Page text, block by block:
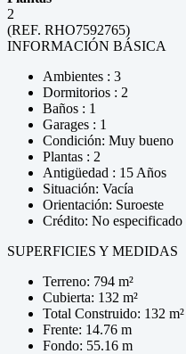
2
(REF. RHO7592765)
INFORMACIÓN BÁSICA
Ambientes : 3
Dormitorios : 2
Baños : 1
Garages : 1
Condición: Muy bueno
Plantas : 2
Antigüedad : 15 Años
Situación: Vacía
Orientación: Suroeste
Crédito: No especificado
SUPERFICIES Y MEDIDAS
Terreno: 794 m²
Cubierta: 132 m²
Total Construido: 132 m²
Frente: 14.76 m
Fondo: 55.16 m